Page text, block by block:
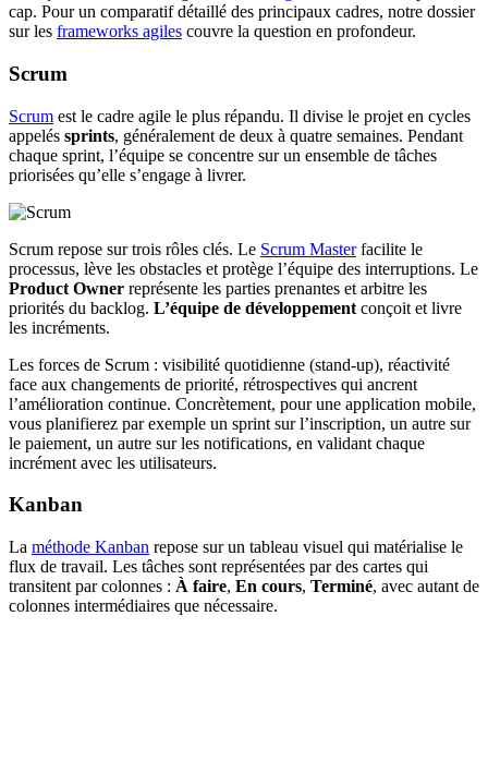
cap. Pour un comparatif détaillé des principaux cadres, notre dossier
sur les frameworks agiles couvre la question en profondeur.
Scrum
Scrum est le cadre agile le plus répandu. Il divise le projet en cycles
appelés sprints, généralement de deux à quatre semaines. Pendant
chaque sprint, l’équipe se concentre sur un ensemble de tâches
priorisées qu’elle s’engage à livrer.
Scrum repose sur trois rôles clés. Le Scrum Masterfacilite le
processus, lève les obstacles et protège l’équipe des interruptions. Le
Product Owner représente les parties prenantes et arbitre les
priorités du backlog. L’équipe de développement conçoit et livre
les incréments.
Les forces de Scrum : visibilité quotidienne (stand-up), réactivité
face aux changements de priorité, rétrospectives qui ancrent
l’amélioration continue. Concrètement, pour une application mobile,
vous planifierez par exemple un sprint sur l’inscription, un autre sur
le paiement, un autre sur les notifications, en validant chaque
incrément avec les utilisateurs.
Kanban
La méthode Kanban repose sur un tableau visuel qui matérialise le
flux de travail. Les tâches sont représentées par des cartes qui
transitent par colonnes : À faire, En cours, Terminé, avec autant de
colonnes intermédiaires que nécessaire.